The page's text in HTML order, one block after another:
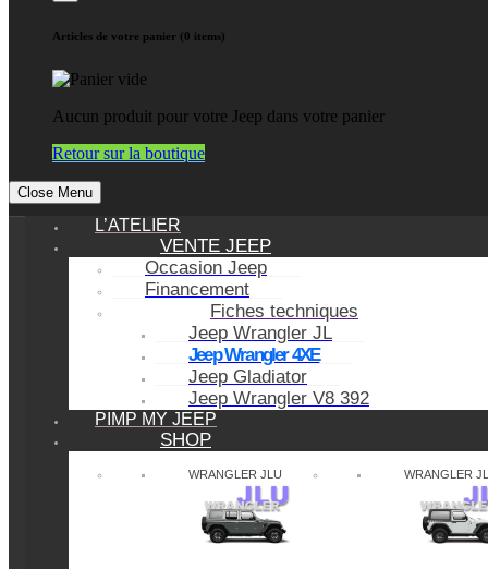
Articles de votre panier (0 items)
Aucun produit pour votre Jeep dans votre panier
Retour sur la boutique
Close Menu
L’ATELIER
VENTE JEEP
Occasion Jeep
Financement
Fiches techniques
Jeep Wrangler JL
Jeep Wrangler 4XE
Jeep Gladiator
Jeep Wrangler V8 392
PIMP MY JEEP
SHOP
WRANGLER JLU WRANGLER JL